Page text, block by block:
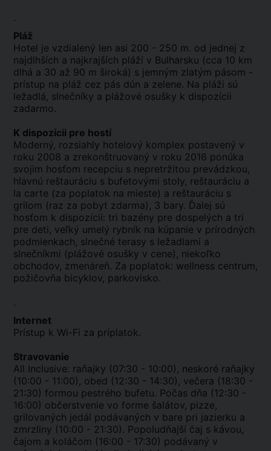
.
Pláž
Hotel je vzdialený len asi 200 - 250 m. od jednej z
najdlhších a najkrajších pláží v Bulharsku (cca 10 km
dlhá a 30 až 90 m široká) s jemným zlatým pásom -
prístup na pláž cez pás dún a zelene. Na pláži sú
ležadlá, slnečníky a plážové osušky k dispozícii
zadarmo.
K dispozícii pre hostí
Moderný, rozsiahly hotelový komplex postavený v
roku 2008 a zrekonštruovaný v roku 2016 ponúka
svojim hosťom recepciu s nepretržitou prevádzkou,
hlavnú reštauráciu s bufetovými stoly, reštauráciu a
la carte (za poplatok na mieste) a reštauráciu s
grilom (raz za pobyt zdarma), 3 bary. Ďalej sú
hosťom k dispozícii: tri bazény pre dospelých a tri
pre deti, veľký umelý rybník na kúpanie v prírodných
podmienkach, slnečné terasy s ležadlami a
slnečníkmi (plážové osušky v cene), niekoľko
obchodov, zmenáreň. Za poplatok: wellness centrum,
požičovňa bicyklov, parkovisko.
.
Internet
Prístup k Wi-Fi za príplatok.
Stravovanie
All Inclusive: raňajky (07:30 - 10:00), neskoré raňajky
(10:00 - 11:00), obed (12:30 - 14:30), večera (18:30 -
21:30) formou pestrého bufetu. Počas dňa (12:30 -
16:00) občerstvenie vo forme šalátov, pizze,
grilovaných jedál podávaných v bare pri jazierku a
zmrzliny (10:00 - 21:30). Popoludňajší čaj s kávou,
čajom a koláčom (16:00 - 17:30) podávaný v